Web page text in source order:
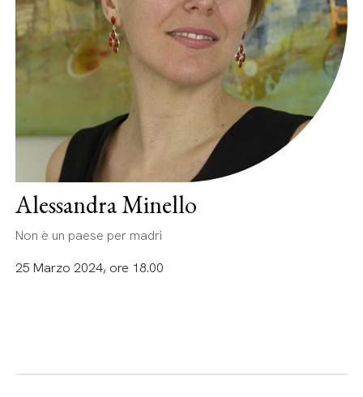
Alessandra Minello
Non è un paese per madri
25 Marzo 2024, ore 18.00